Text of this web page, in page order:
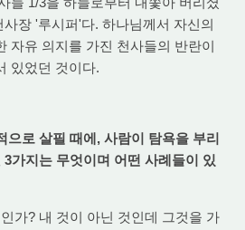
사장 '루시퍼'다. 하나님께서 자신의
자유 의지를 가진 천사들의 반란이
있었던 것이다.
으로 살필 때에, 사람이 탐욕을 부리
3가지는 무엇이며 어떤 사례들이 있
가? 내 것이 아닌 것인데 그것을 가